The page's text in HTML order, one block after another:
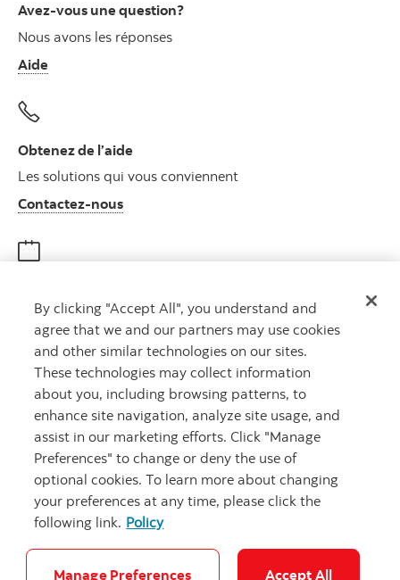
Avez-vous une question?
Nous avons les réponses
Aide
Obtenez de l’aide
Les solutions qui vous conviennent
Contactez-nousAutres numéros, contactez-nous par
Rencontrez un conseiller
Prenez rendez-vous
Carrières Ma banque à moi Notes juridiques Confidentialité
By clicking "Accept All", you understand and
agree that we and our partners may use cookies
and other similar technologies on our sites.
These technologies may collect information
about you, including browsing patterns, to
enhance site navigation, analyze site usage, and
assist in our marketing efforts. Click "Manage
Preferences" to change or deny the use of
optional cookies. To learn more about changing
your preferences at any time, please click the
following link. Policy
Manage Preferences Accept All